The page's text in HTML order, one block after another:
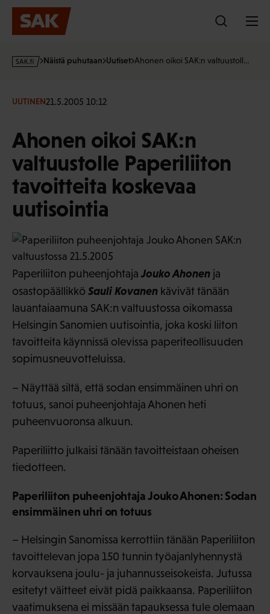
Hyppää
sisältöön
s
·
Näistä puhutaan Uutiset Ahonen oikoi SAK:n valtuustoll…
UUTINEN21.5.2005 10:12
Ahonen oikoi SAK:n
valtuustolle Paperiliiton
tavoitteita koskevaa
uutisointia
Paperiliiton puheenjohtaja Jouko Ahonen ja
osastopäällikkö Sauli Kovanen kävivät tänään
lauantaiaamuna SAK:n valtuustossa oikomassa
Helsingin Sanomien uutisointia, joka koski liiton
tavoitteita käynnissä olevissa paperiteollisuuden
sopimusneuvotteluissa.
– Näyttää siltä, että sodan ensimmäinen uhri on
totuus, sanoi puheenjohtaja Ahonen heti
puheenvuoronsa alkuun.
Paperiliitto julkaisi tänään tavoitteistaan oheisen
tiedotteen.
Paperiliiton puheenjohtaja Jouko Ahonen: Sodan
ensimmäinen uhri on totuus
– Helsingin Sanomissa kerrottiin tänään Paperiliiton
tavoittelevan jopa 150 tunnin työajanlyhennystä
korvauksena joulu- ja juhannusseisokeista. Jutussa
esitetyt väitteet eivät pidä paikkaansa. Paperiliiton
vaatimuksena ei missään tapauksessa tule olemaan